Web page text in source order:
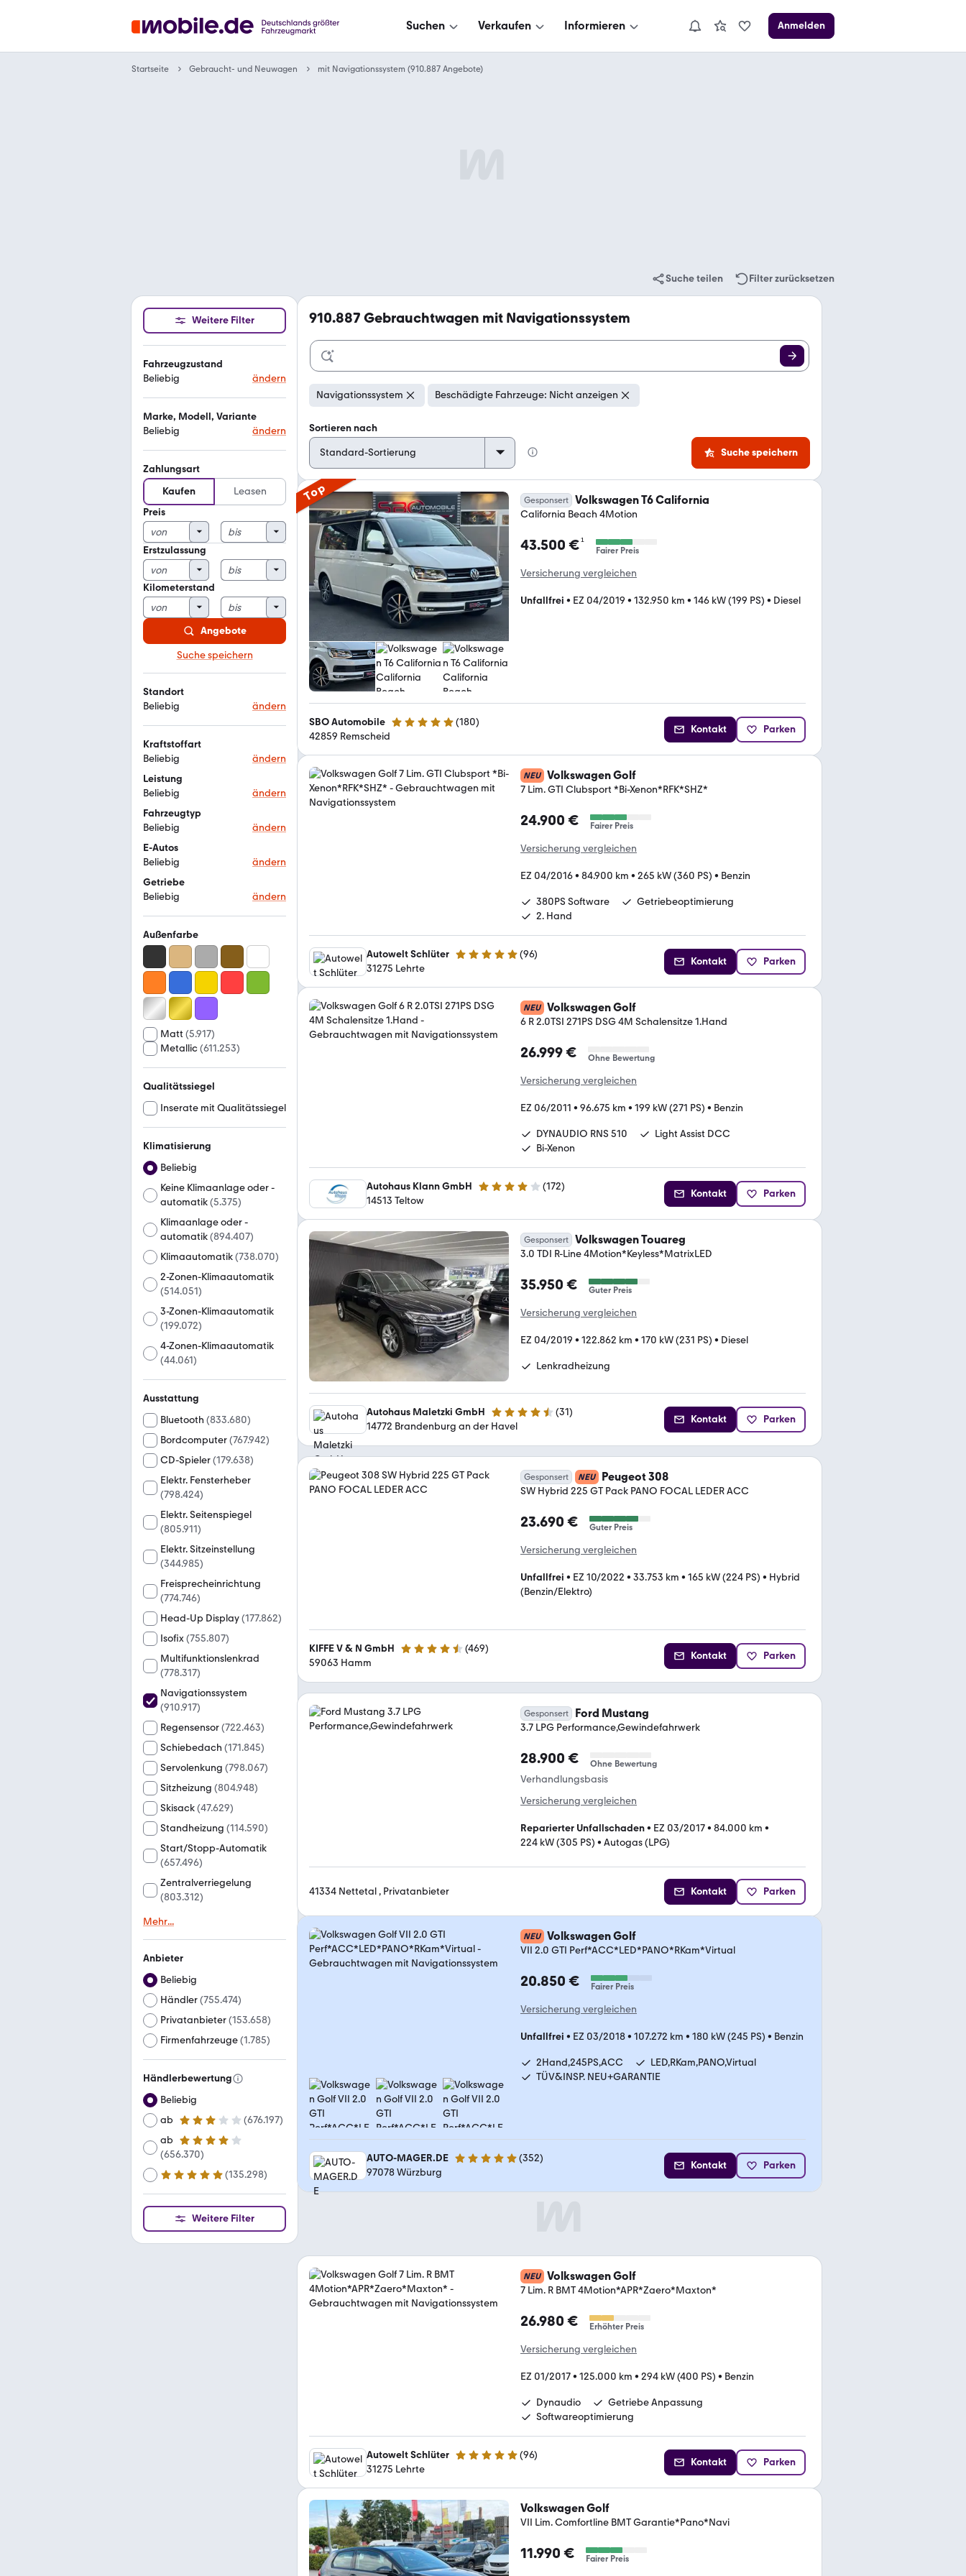
Suchen Verkaufen Informieren Anmelden
Startseite Gebraucht- und Neuwagen mit Navigationssystem (910.887 Angebote)
Suche teilen Filter zurücksetzen
Weitere Filter
Fahrzeugzustand
Beliebig
ändern
Marke, Modell, Variante
Beliebig
ändern
Zahlungsart
Kaufen
Leasen
Preis
Erstzulassung
Kilometerstand
Angebote
Suche speichern
Standort
Beliebig
ändern
Kraftstoffart
Beliebig
ändern
Leistung
Beliebig
ändern
Fahrzeugtyp
Beliebig
ändern
E-Autos
Beliebig
ändern
Getriebe
Beliebig
ändern
Außenfarbe
Matt (5.917)
Metallic(611.253)
Qualitätssiegel
Inserate mit Qualitätssiegel
Klimatisierung
Beliebig
Keine Klimaanlage oder -
automatik(5.375)
Klimaanlage oder -
automatik(894.407)
Klimaautomatik(738.070)
2-Zonen-Klimaautomatik
(514.051)
3-Zonen-Klimaautomatik
(199.072)
4-Zonen-Klimaautomatik
(44.061)
Ausstattung
Bluetooth (833.680)
Bordcomputer(767.942)
CD-Spieler(179.638)
Elektr. Fensterheber
(798.424)
Elektr. Seitenspiegel
(805.911)
Elektr. Sitzeinstellung
(344.985)
Freisprecheinrichtung
(774.746)
Head-Up Display(177.862)
Isofix(755.807)
Multifunktionslenkrad
(778.317)
Navigationssystem
(910.917)
Regensensor(722.463)
Schiebedach (171.845)
Servolenkung (798.067)
Sitzheizung (804.948)
Skisack(47.629)
Standheizung (114.590)
Start/Stopp-Automatik
(657.496)
Zentralverriegelung
(803.312)
Mehr...
Anbieter
Beliebig
Händler(755.474)
Privatanbieter(153.658)
Firmenfahrzeuge(1.785)
Händlerbewertung
Beliebig
ab
3 Sterne (676.197)
ab
4 Sterne
(656.370)
ab
5 Sterne (135.298)
Weitere Filter
910.887 Gebrauchtwagen mit Navigationssystem
Navigationssystem Beschädigte Fahrzeuge: Nicht anzeigen
Sortieren nach
Suche speichern
Top Gesponsert Volkswagen T6 California
California Beach 4Motion
43.500 €¹
Fairer Preis
Versicherung vergleichen
Unfallfrei • EZ 04/2019 • 132.950 km • 146 kW (199 PS) • Diesel
SBO Automobile 5 Sterne (180)
42859 Remscheid
Kontakt Parken
NEU Volkswagen Golf
7 Lim. GTI Clubsport *Bi-Xenon*RFK*SHZ*
24.900 € Fairer Preis
Versicherung vergleichen
EZ 04/2016• 84.900 km • 265 kW (360 PS) • Benzin
380PS Software
Getriebeoptimierung
2. Hand
Autowelt Schlüter 4.9 Sterne (96)
31275 Lehrte
Kontakt Parken
NEU Volkswagen Golf
6 R 2.0TSI 271PS DSG 4M Schalensitze 1.Hand
26.999 € Ohne Bewertung
Versicherung vergleichen
EZ 06/2011 • 96.675 km • 199 kW (271 PS) • Benzin
DYNAUDIO RNS 510
Light Assist DCC
Bi-Xenon
Autohaus Klann GmbH 4 Sterne (172)
14513 Teltow
Kontakt Parken
Gesponsert Volkswagen Touareg
3.0 TDI R-Line 4Motion*Keyless*MatrixLED
35.950 € Guter Preis
Versicherung vergleichen
EZ 04/2019 • 122.862 km • 170 kW (231 PS) • Diesel
Lenkradheizung
Autohaus Maletzki GmbH 4.4 Sterne (31)
14772 Brandenburg an der Havel
Kontakt Parken
Gesponsert NEU Peugeot 308
SW Hybrid 225 GT Pack PANO FOCAL LEDER ACC
23.690 € Guter Preis
Versicherung vergleichen
Unfallfrei • EZ 10/2022 • 33.753 km • 165 kW (224 PS) • Hybrid
(Benzin/Elektro)
KIFFE V & N GmbH 4.7 Sterne (469)
59063 Hamm
Kontakt Parken
Gesponsert Ford Mustang
3.7 LPG Performance,Gewindefahrwerk
28.900 € Ohne Bewertung
Verhandlungsbasis
Versicherung vergleichen
Reparierter Unfallschaden• EZ 03/2017• 84.000 km •
224 kW (305 PS) • Autogas (LPG)
41334 Nettetal , Privatanbieter Kontakt Parken
NEU Volkswagen Golf
VII 2.0 GTI Perf*ACC*LED*PANO*RKam*Virtual
20.850 € Fairer Preis
Versicherung vergleichen
Unfallfrei • EZ 03/2018• 107.272 km • 180 kW (245 PS) • Benzin
2Hand,245PS,ACC
LED,RKam,PANO,Virtual
TÜV&INSP. NEU+GARANTIE
AUTO-MAGER.DE 5 Sterne (352)
97078 Würzburg
Kontakt Parken
NEU Volkswagen Golf
7 Lim. R BMT 4Motion*APR*Zaero*Maxton*
26.980 € Erhöhter Preis
Versicherung vergleichen
EZ 01/2017• 125.000 km • 294 kW (400 PS) • Benzin
Dynaudio
Getriebe Anpassung
Softwareoptimierung
Autowelt Schlüter 4.9 Sterne (96)
31275 Lehrte
Kontakt Parken
Volkswagen Golf
VII Lim. Comfortline BMT Garantie*Pano*Navi
11.990 € Fairer Preis